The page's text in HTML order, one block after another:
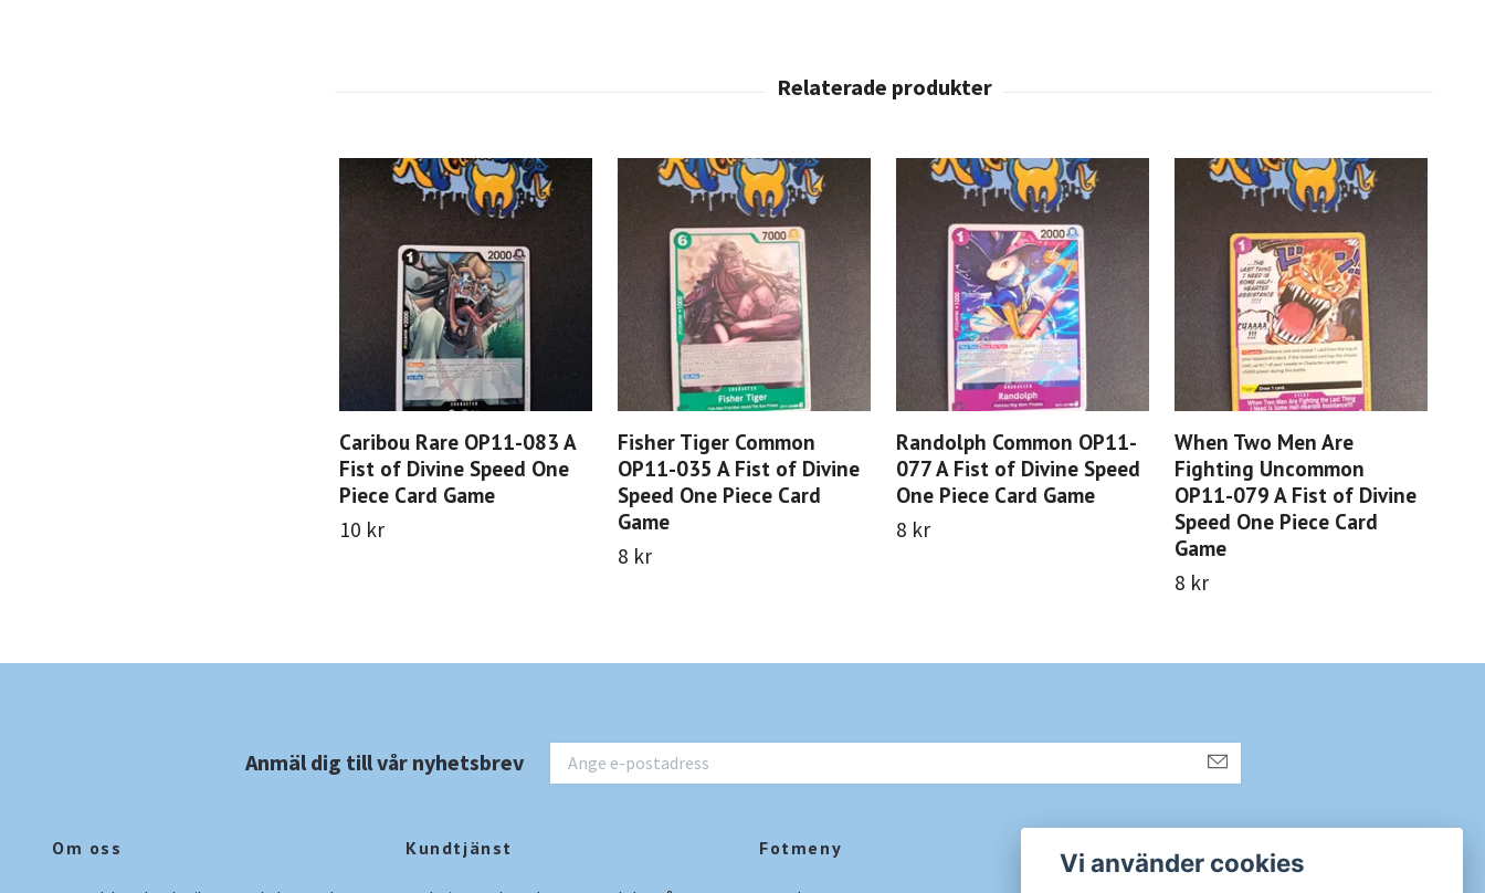
Caribou Rare OP11-083 A
Fist of Divine Speed One
Piece Card Game
10 kr
Fisher Tiger Common
OP11-035 A Fist of Divine
Speed One Piece Card
Game
8 kr
Randolph Common OP11-
077 A Fist of Divine Speed
One Piece Card Game
8 kr
When Two Men Are
Fighting Uncommon
OP11-079 A Fist of Divine
Speed One Piece Card
Game
8 kr
Anmäl dig till vår nyhetsbrev
Om oss Kundtjänst Fotmeny
Vi använder cookies